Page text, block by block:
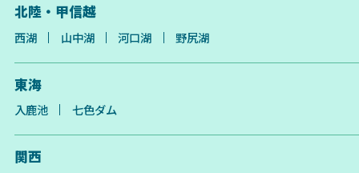
北陸・甲信越
西湖 山中湖 河口湖 野尻湖
東海
入鹿池 七色ダム
関西